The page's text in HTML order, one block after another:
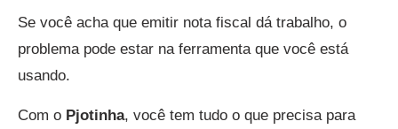
Se você acha que emitir nota fiscal dá trabalho, o
problema pode estar na ferramenta que você está
usando.
Com o Pjotinha, você tem tudo o que precisa para